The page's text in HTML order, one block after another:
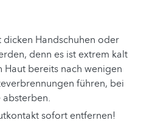
Handschuhen oder
denn es ist extrem kalt
Haut bereits nach wenigen
führen, bei
absterben.
sofort entfernen!